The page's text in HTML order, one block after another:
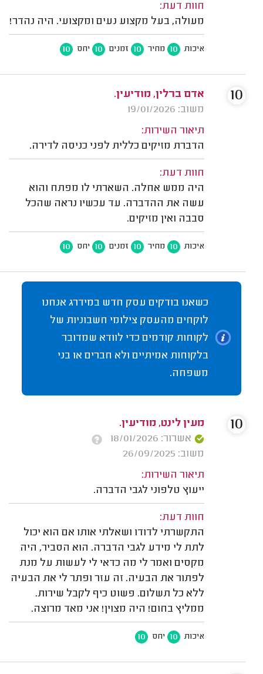
חוות דעת:
מעולה, בעל מקצוע נעים ומקצועי. היה נהדר!
איכות 10 מחיר 10 זמנים 10 יחס 10
אדם ברלין, מודיעין.
משוב: 19/01/2026
תיאור השירות:
הדברת מזיקים כללית לפני כניסה לדירה.
חוות דעת:
היה ממש אחלה. השארתי לו מפתח והוא
עשה את ההדברה. עד עכשיו נראה שהכל
סבבה ואין מזיקים.
איכות 10 מחיר 10 זמנים 10 יחס 10
10
כשאנו בודקים עסק חדש במידרג אנחנו
לוקחים מהעסק צילומי חשבוניות של
לקוחות קודמים כדי לוודא שמדובר
בלקוחות אמיתיים ולא חברים או בני
משפחה.
מעין לינט, מודיעין.
אשרור: 18/01/2026
משוב: 26/09/2025
תיאור השירות:
ייעוץ טלפוני לגבי הדברה.
חוות דעת:
התקשרתי לדודו ושאלתי אותו אם הוא יכול
לתת לי מידע לגבי הדברה. הוא הסביר, היה
מקסים ואמר לי מה כדאי לי לעשות על מנת
לפתור את הבעיה. זה עזר ופתר לי את הבעיה
ללא כל תשלום. פשוט כיף לקבל שירות.
ממליץ בחום! היה מצוין! אני מאד מרוצה.
איכות 10 יחס 10
10